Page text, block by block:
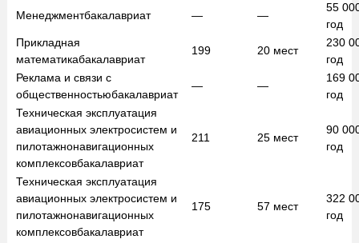
Менеджментбакалавриат — —
55
год
Прикладная
математикабакалавриат
199 20 мест
230
год
Реклама и связи с
общественностьюбакалавриат
— —
169
год
Техническая эксплуатация
авиационных электросистем и
пилотажнонавигационных
комплексовбакалавриат
211 25 мест
90
год
Техническая эксплуатация
авиационных электросистем и
пилотажнонавигационных
комплексовбакалавриат
175 57 мест
322
год